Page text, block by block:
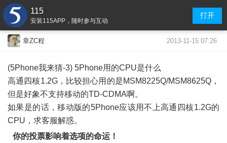
115
安装115APP，随时参与互动
打开
章ZC程 2013-11-15 07:26
(5Phone我来猜-3) 5Phone用的CPU是什么
高通四核1.2G，比较担心用的是MSM8225Q/MSM8625Q，
但是好象不支持移动的TD-CDMA啊。
如果是的话，移动版的5Phone应该用不上高通四核1.2G的
CPU，求客服解惑。
你的投票影响着选项的命运！